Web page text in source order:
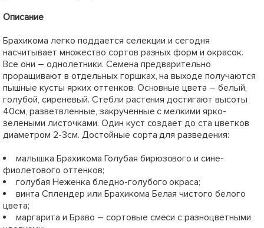
Описание
Брахикома легко поддается селекции и сегодня
насчитывает множество сортов разных форм и окрасок.
Все они – однолетники. Семена предварительно
проращивают в отдельных горшках, на выходе получаются
пышные кусты ярких оттенков. Основные цвета – белый,
голубой, сиреневый. Стебли растения достигают высоты
40см, разветвленные, закрученные с мелкими ярко-
зелеными листочками. Один куст создает до ста цветков
диаметром 2-3см. Достойные сорта для разведения:
малышка Брахикома Голубая бирюзового и сине-
фиолетового оттенков;
голубая Неженка бледно-голубого окраса;
винта Сплендер или Брахикома Белая чистого белого
цвета;
маргарита и Браво – сортовые смеси с разноцветными